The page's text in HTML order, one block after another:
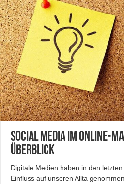
Social Media im Online-
Überblick
Digitale Medien haben in den
Einfluss auf unseren Allta